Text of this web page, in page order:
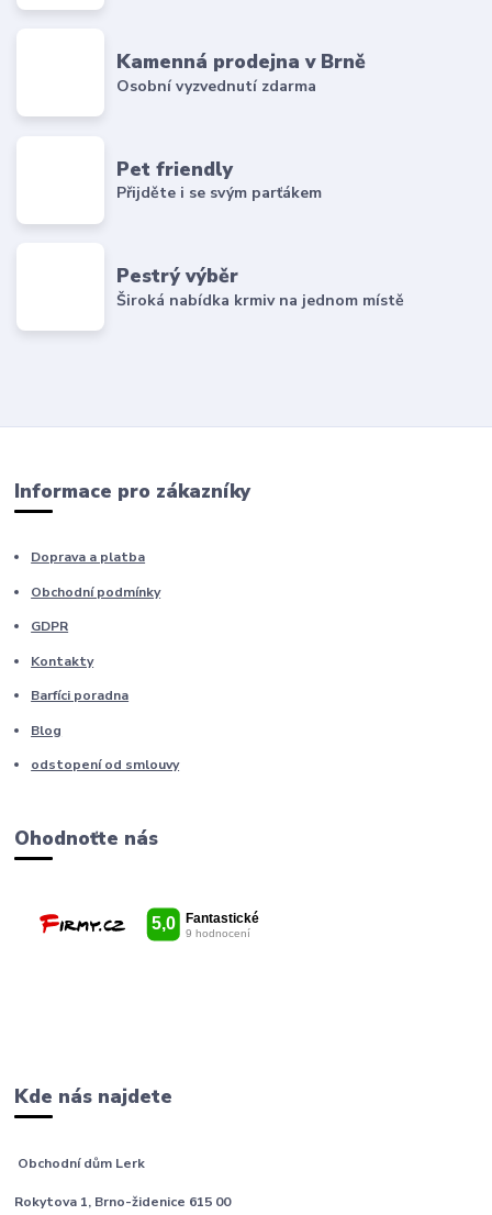
Kamenná prodejna v Brně
Osobní vyzvednutí zdarma
Pet friendly
Přijděte i se svým parťákem
Pestrý výběr
Široká nabídka krmiv na jednom místě
Informace pro zákazníky
Doprava a platba
Obchodní podmínky
GDPR
Kontakty
Barfíci poradna
Blog
odstopení od smlouvy
Ohodnoťte nás
Kde nás najdete
Obchodní dům Lerk
Rokytova 1, Brno-židenice 615 00